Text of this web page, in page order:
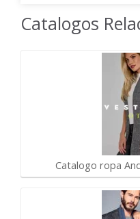
Catalogos
Catalogo ropa